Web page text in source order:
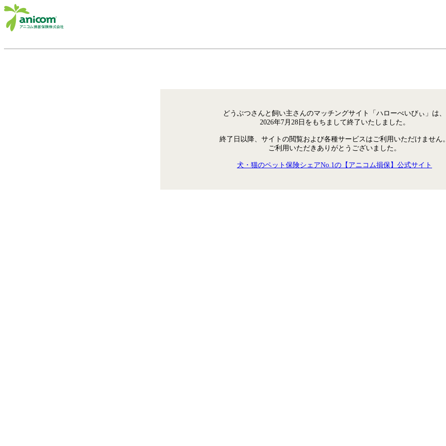
どうぶつさんと飼い主さんのマッチングサイト「ハローべいびぃ」は、
2026年7月28日をもちまして終了いたしました。
終了日以降、サイトの閲覧および各種サービスはご利用いただけません
ご利用いただきありがとうございました。
犬・猫のペット保険シェアNo.1の【アニコム損保】公式サイト